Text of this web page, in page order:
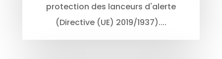
protection des lanceurs d'alerte
(Directive (UE) 2019/1937)....